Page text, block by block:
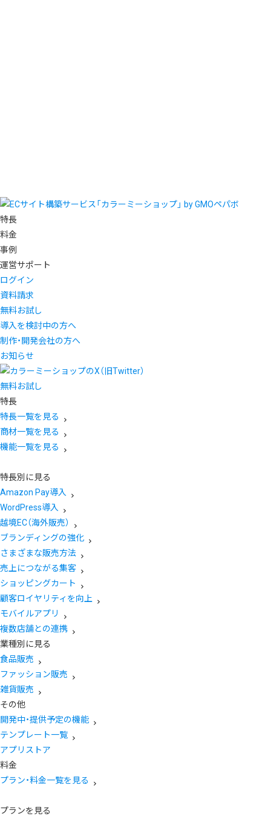
特長
料金
事例
運営サポート
ログイン
資料請求
無料お試し
導入を検討中の方へ
制作・開発会社の方へ
お知らせ
無料お試し
特長
特長一覧を見る
商材一覧を見る
機能一覧を見る
特長別に見る
Amazon Pay導入
WordPress導入
越境EC（海外販売）
ブランディングの強化
さまざまな販売方法
売上につながる集客
ショッピングカート
顧客ロイヤリティを向上
モバイルアプリ
複数店舗との連携
業種別に見る
食品販売
ファッション販売
雑貨販売
その他
開発中・提供予定の機能
テンプレート一覧
アプリストア
料金
プラン・料金一覧を見る
プランを見る